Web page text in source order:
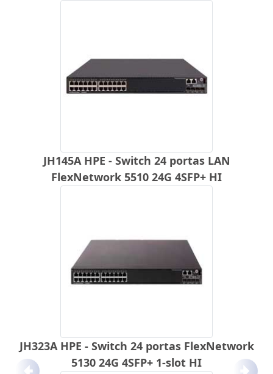
JH145A HPE - Switch 24 portas LAN
FlexNetwork 5510 24G 4SFP+ HI
JH323A HPE - Switch 24 portas FlexNetwork
5130 24G 4SFP+ 1-slot HI